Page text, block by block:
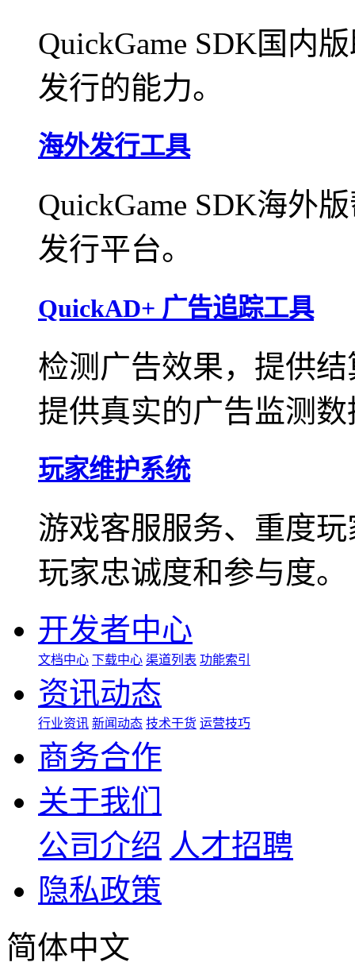
QuickGame SDK国内
发行的能力。
海外发行工具
QuickGame SDK海外
发行平台。
QuickAD+ 广告追踪工具
检测广告效果，提供
提供真实的广告监测数
玩家维护系统
游戏客服服务、重度
玩家忠诚度和参与度。
开发者中心
文档中心 下载中心 渠道列表 功能索引
资讯动态
行业资讯 新闻动态 技术干货 运营技巧
商务合作
关于我们
公司介绍 人才招聘
隐私政策
简体中文